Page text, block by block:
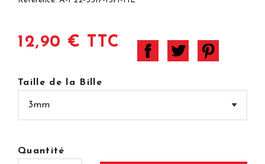
12,90 € TTC
Taille de la Bille
Quantité